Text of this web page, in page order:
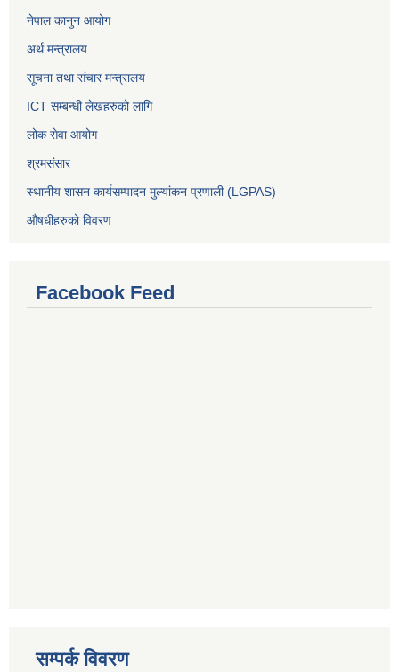
नेपाल कानुन आयोग
अर्थ मन्त्रालय
सूचना तथा संचार मन्त्रालय
ICT सम्बन्धी लेखहरुको लागि
लोक सेवा आयोग
श्रमसंसार
स्थानीय शासन कार्यसम्पादन मुल्यांकन प्रणाली (LGPAS)
औषधीहरुको विवरण
Facebook Feed
सम्पर्क विवरण